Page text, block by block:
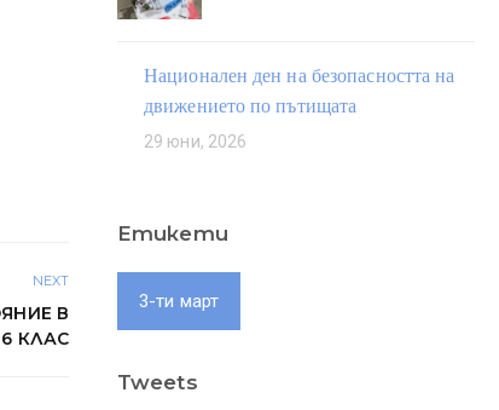
NEXT
В
КЛАС
Национален ден на безопасността на
движението по пътищата
29 юни, 2026
Етикети
3-ти март
Tweets